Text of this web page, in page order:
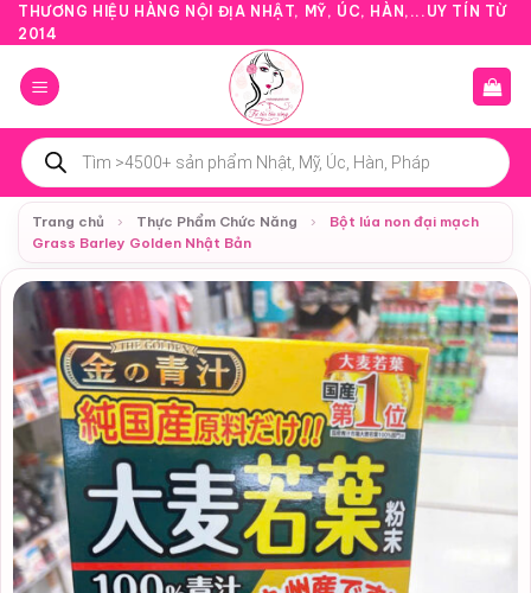
Bỏ
qua
nội
dung
THƯƠNG HIỆU HÀNG NỘI ĐỊA NHẬT, MỸ, ÚC, HÀN,...UY TÍN TỪ
2014
Tìm
kiếm
sản
phẩm
Trang chủ
› Thực Phẩm Chức Năng ›
Bột lúa non đại mạch
Grass Barley Golden Nhật Bản